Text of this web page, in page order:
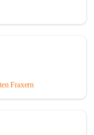
Fraxern